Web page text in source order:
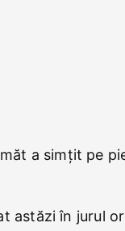
a simțit pe
astăzi în jurul